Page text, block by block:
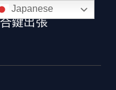
鍵出張
Japanese